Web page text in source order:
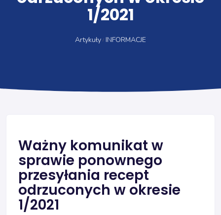
1/2021
Artykuły INFORMACJE
Ważny komunikat w
sprawie ponownego
przesyłania recept
odrzuconych w okresie
1/2021